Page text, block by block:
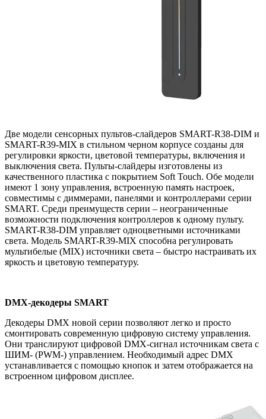
Две модели сенсорных пультов-слайдеров SMART-R38-DIM и
SMART-R39-MIX в стильном черном корпусе созданы для
регулировки яркости, цветовой температуры, включения и
выключения света. Пульты-слайдеры изготовлены из
качественного пластика с покрытием Soft Touch. Обе модели
имеют 1 зону управления, встроенную память настроек,
совместимы с диммерами, панелями и контроллерами серии
SMART. Среди преимуществ серии – неограниченные
возможности подключения контроллеров к одному пульту.
SMART-R38-DIM управляет одноцветными источниками
света. Модель SMART-R39-MIX способна регулировать
мультибелые (MIX) источники света – быстро настраивать их
яркость и цветовую температуру.
DMX-декодеры SMART
Декодеры DMX новой серии позволяют легко и просто
смонтировать современную цифровую систему управления.
Они транслируют цифровой DMX-сигнал источникам света с
ШИМ- (PWM-) управлением. Необходимый адрес DMX
устанавливается с помощью кнопок и затем отображается на
встроенном цифровом дисплее.